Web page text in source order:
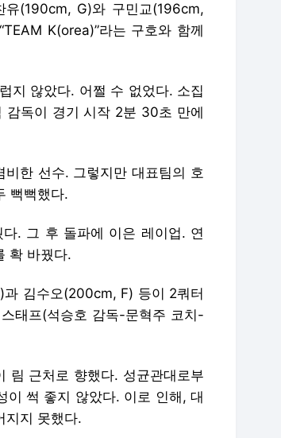
(190cm, G)와 구민교(196cm,
K(orea)”라는 구호와 함께
지 않았다. 어쩔 수 없었다. 소집
감독이 경기 시작 2분 30초 만에
한 선수. 그렇지만 대표팀의 호
뻑뻑했다.
. 그 후 돌파에 이은 레이업. 연
확 바꿨다.
김수오(200cm, F) 등이 2쿼터
태프(석승호 감독-문혁주 코치-
림 근처로 향했다. 성균관대로부
이 썩 좋지 않았다. 이로 인해, 대
지지 못했다.